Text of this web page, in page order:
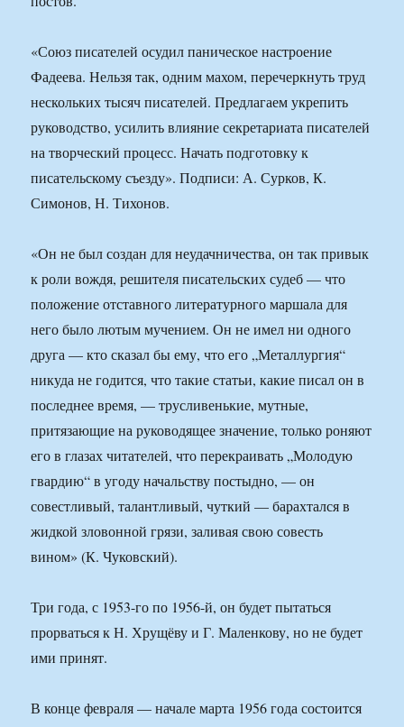
«Союз писателей осудил паническое настроение
Фадеева. Нельзя так, одним махом, перечеркнуть труд
нескольких тысяч писателей. Предлагаем укрепить
руководство, усилить влияние секретариата писателей
на творческий процесс. Начать подготовку к
писательскому съезду». Подписи: А. Сурков, К.
Симонов, Н. Тихонов.
«Он не был создан для неудачничества, он так привык
к роли вождя, решителя писательских судеб — что
положение отставного литературного маршала для
него было лютым мучением. Он не имел ни одного
друга — кто сказал бы ему, что его „Металлургия“
никуда не годится, что такие статьи, какие писал он в
последнее время, — трусливенькие, мутные,
притязающие на руководящее значение, только роняют
его в глазах читателей, что перекраивать „Молодую
гвардию“ в угоду начальству постыдно, — он
совестливый, талантливый, чуткий — барахтался в
жидкой зловонной грязи, заливая свою совесть
вином» (К. Чуковский).
Три года, с 1953-го по 1956-й, он будет пытаться
прорваться к Н. Хрущёву и Г. Маленкову, но не будет
ими принят.
В конце февраля — начале марта 1956 года состоится